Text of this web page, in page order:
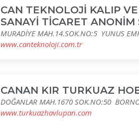
CAN TEKNOLOJİ KALIP
SANAYİ TİCARET ANONİM
MURADİYE MAH.14.SOK.NO:5 YUNUS
www.canteknoloji.com.tr
CANAN KIR TURKUAZ
DOĞANLAR MAH.1670 SOK.NO:50
www.turkuazhavlupan.com